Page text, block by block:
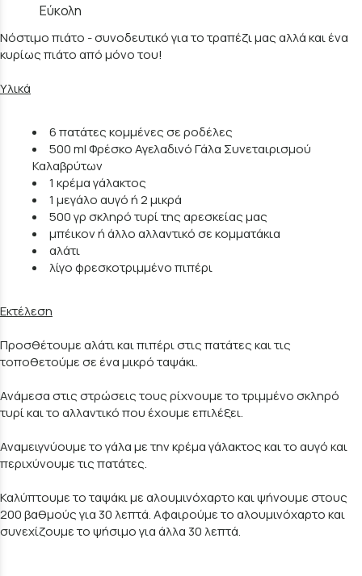
Εύκολη
Νόστιμο πιάτο - συνοδευτικό για το τραπέζι μας αλλά και ένα
κυρίως πιάτο από μόνο του!
Υλικά
6 πατάτες κομμένες σε ροδέλες
500 ml Φρέσκο Αγελαδινό Γάλα Συνεταιρισμού
Καλαβρύτων
1 κρέμα γάλακτος
1 μεγάλο αυγό ή 2 μικρά
500 γρ σκληρό τυρί της αρεσκείας μας
μπέικον ή άλλο αλλαντικό σε κομματάκια
αλάτι
λίγο φρεσκοτριμμένο πιπέρι
Εκτέλεση
Προσθέτουμε αλάτι και πιπέρι στις πατάτες και τις
τοποθετούμε σε ένα μικρό ταψάκι.
Ανάμεσα στις στρώσεις τους ρίχνουμε το τριμμένο σκληρό
τυρί και το αλλαντικό που έχουμε επιλέξει.
Αναμειγνύουμε το γάλα με την κρέμα γάλακτος και το αυγό και
περιχύνουμε τις πατάτες.
Καλύπτουμε το ταψάκι με αλουμινόχαρτο και ψήνουμε στους
200 βαθμούς για 30 λεπτά. Αφαιρούμε το αλουμινόχαρτο και
συνεχίζουμε το ψήσιμο για άλλα 30 λεπτά.